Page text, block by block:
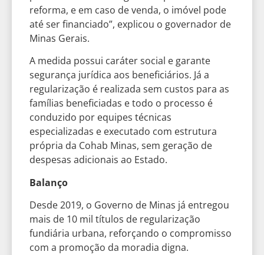
reforma, e em caso de venda, o imóvel pode
até ser financiado”, explicou o governador de
Minas Gerais.
A medida possui caráter social e garante
segurança jurídica aos beneficiários. Já a
regularização é realizada sem custos para as
famílias beneficiadas e todo o processo é
conduzido por equipes técnicas
especializadas e executado com estrutura
própria da Cohab Minas, sem geração de
despesas adicionais ao Estado.
Balanço
Desde 2019, o Governo de Minas já entregou
mais de 10 mil títulos de regularização
fundiária urbana, reforçando o compromisso
com a promoção da moradia digna.